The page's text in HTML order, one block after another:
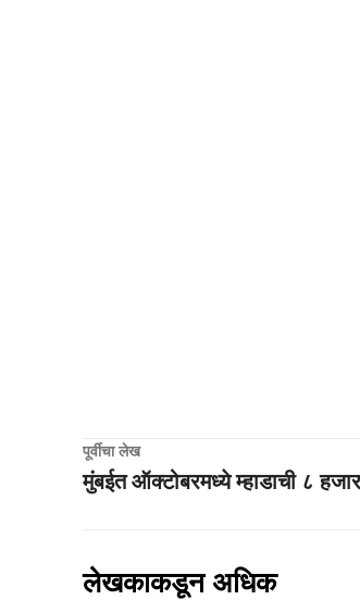
पूर्वीचा लेख
मुंबईत ऑक्टोबरमध्ये म्हाडाची ८
लेखकाकडून अधिक